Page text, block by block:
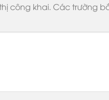
công khai. Các trường